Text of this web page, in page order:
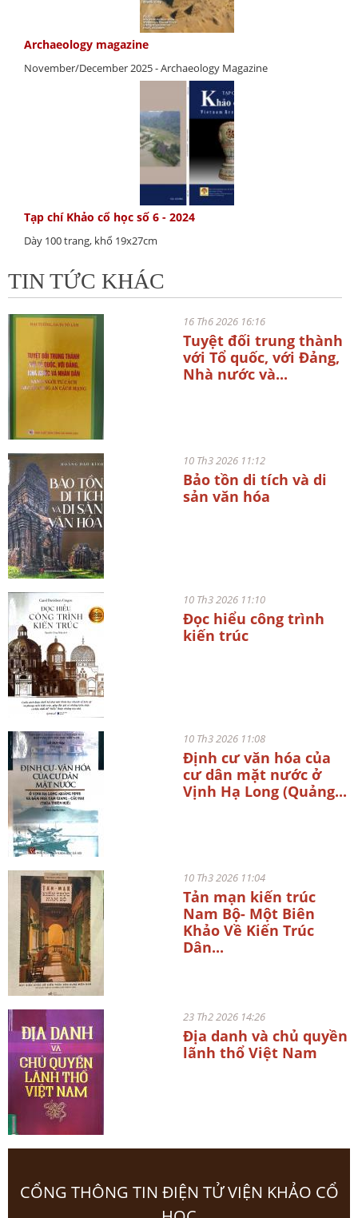
Archaeology magazine
November/December 2025 - Archaeology Magazine
Tạp chí Khảo cổ học số 6 - 2024
Dày 100 trang, khổ 19x27cm
TIN TỨC KHÁC
16 Th6 2026 16:16
Tuyệt đối trung thành
với Tổ quốc, với Đảng,
Nhà nước và...
10 Th3 2026 11:12
Bảo tồn di tích và di
sản văn hóa
10 Th3 2026 11:10
Đọc hiểu công trình
kiến trúc
10 Th3 2026 11:08
Định cư văn hóa của
cư dân mặt nước ở
Vịnh Hạ Long (Quảng...
10 Th3 2026 11:04
Tản mạn kiến trúc
Nam Bộ- Một Biên
Khảo Về Kiến Trúc
Dân...
23 Th2 2026 14:26
Địa danh và chủ quyền
lãnh thổ Việt Nam
CỔNG THÔNG TIN ĐIỆN TỬ VIỆN KHẢO CỔ